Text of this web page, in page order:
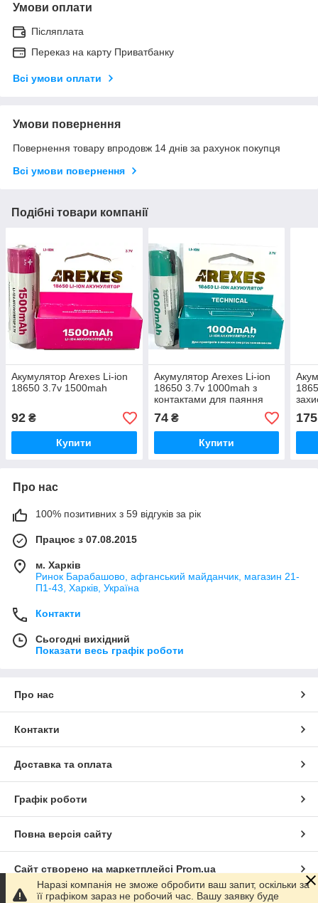
Умови оплати
Післяплата
Переказ на карту Приватбанку
Всі умови оплати
Умови повернення
Повернення товару впродовж 14 днів за рахунок покупця
Всі умови повернення
Подібні товари компанії
Акумулятор Arexes Li-ion
18650 3.7v 1500mah
92 ₴
Купити
Акумулятор Arexes Li-ion
18650 3.7v 1000mah з
контактами для паяння
74₴
Купити
175
Про нас
100% позитивних з 59 відгуків за рік
Працює з 07.08.2015
м. Харків
Ринок Барабашово, афганський майданчик, магазин 21-
П1-43, Харків, Україна
Контакти
Сьогодні вихідний
Показати весь графік роботи
Про нас
Контакти
Доставка та оплата
Графік роботи
Повна версія сайту
Сайт створено на маркетплейсі Prom.ua
Наразі компанія не зможе обробити ваш запит, оскільки за
її графіком зараз не робочий час. Вашу заявку буде